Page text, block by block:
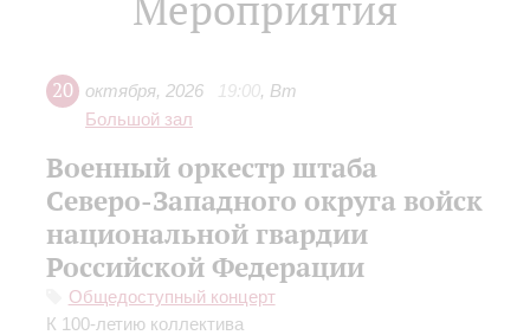
20 октября, 2026 19:00, Вт
Большой зал
Военный оркестр штаба
Северо-Западного округа войск
национальной гвардии
Российской Федерации
Общедоступный концерт
К 100-летию коллектива